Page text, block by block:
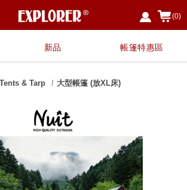
(0)
新品 帳篷特惠區
& Tarp 大型帳篷 (放XL床)